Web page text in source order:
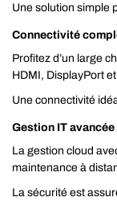
Une solution simple
Connectivité
Profitez d’un large
HDMI, DisplayPort
Une connectivité
Gestion IT
La gestion cloud
maintenance à
La sécurité est